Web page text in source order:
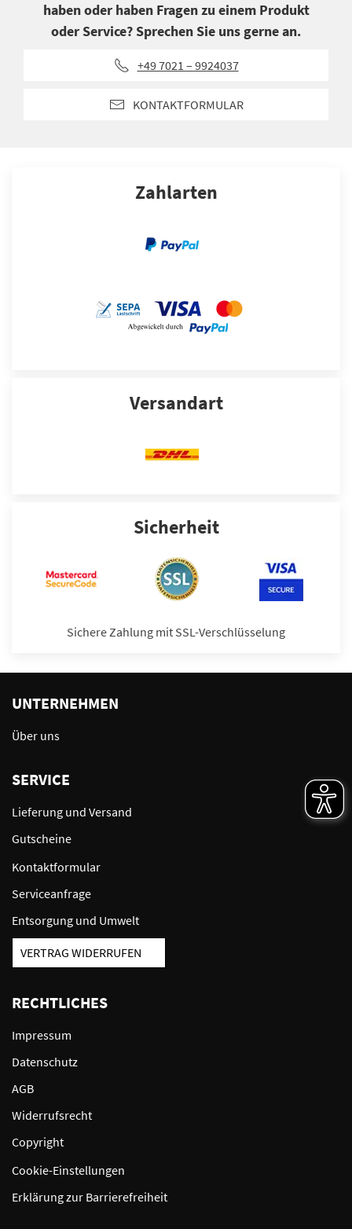
haben oder haben Fragen zu einem Produkt
oder Service? Sprechen Sie uns gerne an.
+49 7021 – 9924037
KONTAKTFORMULAR
Zahlarten
Versandart
Sicherheit
Sichere Zahlung mit SSL-Verschlüsselung
UNTERNEHMEN
Über uns
SERVICE
Lieferung und Versand
Gutscheine
Kontaktformular
Serviceanfrage
Entsorgung und Umwelt
VERTRAG WIDERRUFEN
RECHTLICHES
Impressum
Datenschutz
AGB
Widerrufsrecht
Copyright
Cookie-Einstellungen
Erklärung zur Barrierefreiheit